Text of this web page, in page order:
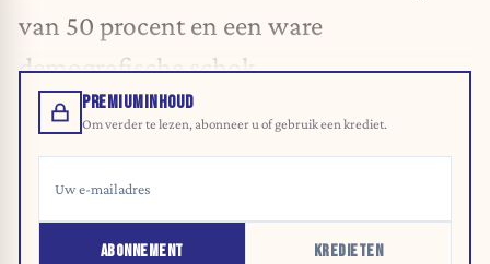
van 50 procent en een ware
demografische schok.
PREMIUMINHOUD
Om verder te lezen, abonneer u of gebruik een krediet.
ABONNEMENT KREDIETEN